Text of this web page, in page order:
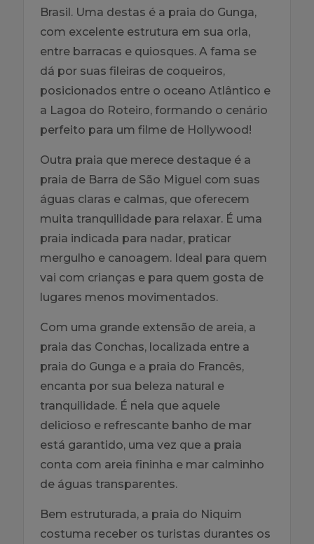
Brasil. Uma destas é a praia do Gunga,
com excelente estrutura em sua orla,
entre barracas e quiosques. A fama se
dá por suas fileiras de coqueiros,
posicionados entre o oceano Atlântico e
a Lagoa do Roteiro, formando o cenário
perfeito para um filme de Hollywood!
Outra praia que merece destaque é a
praia de Barra de São Miguel com suas
águas claras e calmas, que oferecem
muita tranquilidade para relaxar. É uma
praia indicada para nadar, praticar
mergulho e canoagem. Ideal para quem
vai com crianças e para quem gosta de
lugares menos movimentados.
Com uma grande extensão de areia, a
praia das Conchas, localizada entre a
praia do Gunga e a praia do Francês,
encanta por sua beleza natural e
tranquilidade. É nela que aquele
delicioso e refrescante banho de mar
está garantido, uma vez que a praia
conta com areia fininha e mar calminho
de águas transparentes.
Bem estruturada, a praia do Niquim
costuma receber os turistas durantes os